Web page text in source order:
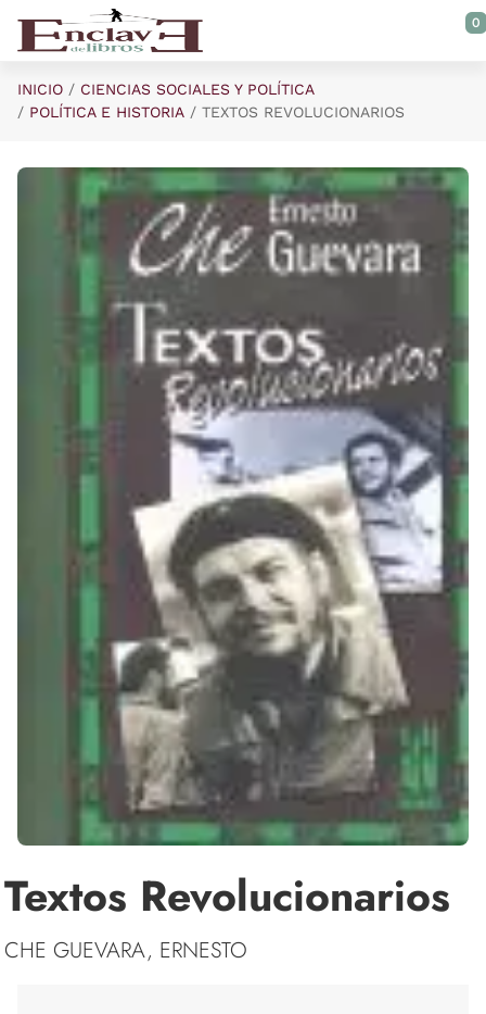
Saltar al contenido principal
0
INICIO
CIENCIAS SOCIALES Y POLÍTICA
POLÍTICA E HISTORIA
TEXTOS REVOLUCIONARIOS
Textos Revolucionarios
CHE GUEVARA, ERNESTO